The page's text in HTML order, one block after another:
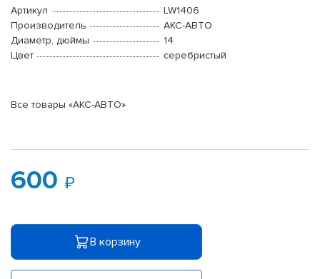
Артикул
LW1406
Производитель
АКС-АВТО
Диаметр, дюймы
14
Цвет
серебристый
Все товары «АКС-АВТО»
600
В корзину